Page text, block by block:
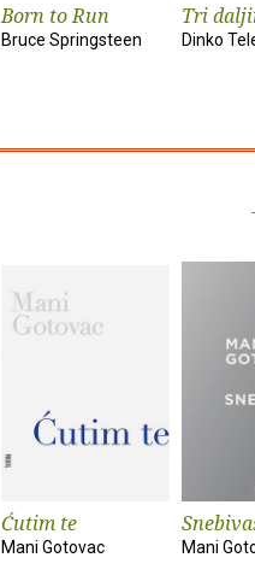
Born to Run
Bruce Springsteen
Tri
Dinko
Ćutim te
Mani Gotovac Mani